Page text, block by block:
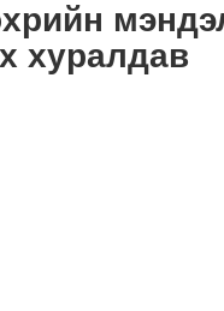
хуралдав